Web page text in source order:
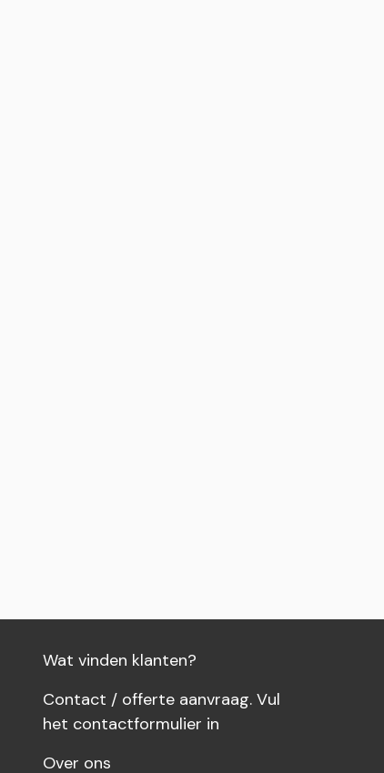
Wat vinden klanten?
Contact / offerte aanvraag. Vul
het contactformulier in
Over ons